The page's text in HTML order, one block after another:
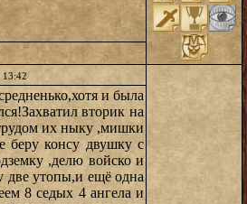
13:42
и была
вторик на
их ныку ,мишки
беру консу двушку с
,делю войско и
две утопы,и ещё одна
8 седых 4 ангела и